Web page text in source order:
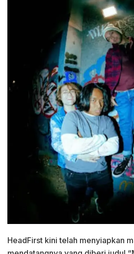
HeadFirst kini telah menyiapkan